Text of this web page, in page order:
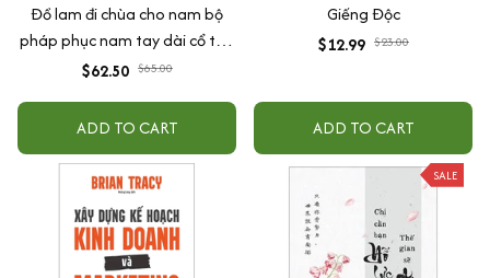
Đồ lam đi chùa cho nam bộ
pháp phục nam tay dài cổ tàu
chất mềm mại thoải mái phù
$62.50 $65.00
ADD TO CART
Giếng Độc
$12.99 $23.00
ADD TO CART
SALE